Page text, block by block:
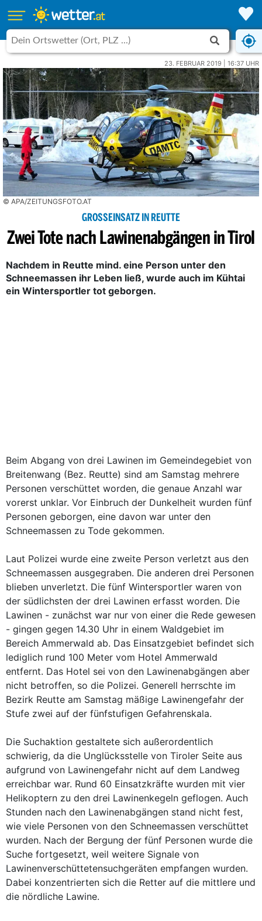
23. FEBRUAR 2019 | 16:37 UHR
© APA/ZEITUNGSFOTO.AT
GROSSEINSATZ IN REUTTE
Zwei Tote nach Lawinenabgängen in Tirol
Nachdem in Reutte mind. eine Person unter den
Schneemassen ihr Leben ließ, wurde auch im Kühtai
ein Wintersportler tot geborgen.
Beim Abgang von drei Lawinen im Gemeindegebiet von
Breitenwang (Bez. Reutte) sind am Samstag mehrere
Personen verschüttet worden, die genaue Anzahl war
vorerst unklar. Vor Einbruch der Dunkelheit wurden fünf
Personen geborgen, eine davon war unter den
Schneemassen zu Tode gekommen.
Laut Polizei wurde eine zweite Person verletzt aus den
Schneemassen ausgegraben. Die anderen drei Personen
blieben unverletzt. Die fünf Wintersportler waren von
der südlichsten der drei Lawinen erfasst worden. Die
Lawinen - zunächst war nur von einer die Rede gewesen
- gingen gegen 14.30 Uhr in einem Waldgebiet im
Bereich Ammerwald ab. Das Einsatzgebiet befindet sich
lediglich rund 100 Meter vom Hotel Ammerwald
entfernt. Das Hotel sei von den Lawinenabgängen aber
nicht betroffen, so die Polizei. Generell herrschte im
Bezirk Reutte am Samstag mäßige Lawinengefahr der
Stufe zwei auf der fünfstufigen Gefahrenskala.
Die Suchaktion gestaltete sich außerordentlich
schwierig, da die Unglücksstelle von Tiroler Seite aus
aufgrund von Lawinengefahr nicht auf dem Landweg
erreichbar war. Rund 60 Einsatzkräfte wurden mit vier
Helikoptern zu den drei Lawinenkegeln geflogen. Auch
Stunden nach den Lawinenabgängen stand nicht fest,
wie viele Personen von den Schneemassen verschüttet
wurden. Nach der Bergung der fünf Personen wurde die
Suche fortgesetzt, weil weitere Signale von
Lawinenverschüttetensuchgeräten empfangen wurden.
Dabei konzentrierten sich die Retter auf die mittlere und
die nördliche Lawine.